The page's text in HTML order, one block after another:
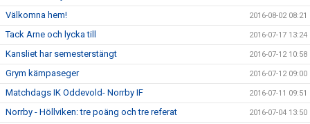
Välkomna hem! 2016-08-02 08:21
Tack Arne och lycka till 2016-07-17 13:24
Kansliet har semesterstängt 2016-07-12 10:58
Grym kämpaseger 2016-07-12 09:00
Matchdags IK Oddevold- Norrby IF 2016-07-11 09:51
Norrby - Höllviken: tre poäng och tre referat 2016-07-04 13:50